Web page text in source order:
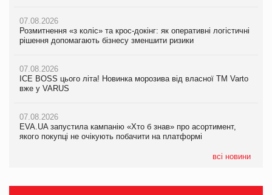
07.08.2026
Розмитнення «з коліс» та крос-докінг: як оперативні логістичні
рішення допомагають бізнесу зменшити ризики
07.08.2026
ICE BOSS цього літа! Новинка морозива від власної ТМ Varto
вже у VARUS
07.08.2026
EVA.UA запустила кампанію «Хто б знав» про асортимент,
якого покупці не очікують побачити на платформі
всі новини
07.08.2026
EVA.UA запустила кампанію «Хто б знав» про асортимент,
06.08.2026
Смачна новинка для хвостатих: у VARUS з’явилися паучі
05.08.2026
Мережа супермаркетів VARUS купує мережу магазинів
07.08.2026
Kraft Heinz скоротила збиток у першому півріччі
Продажі Hugo Boss впали на 9%